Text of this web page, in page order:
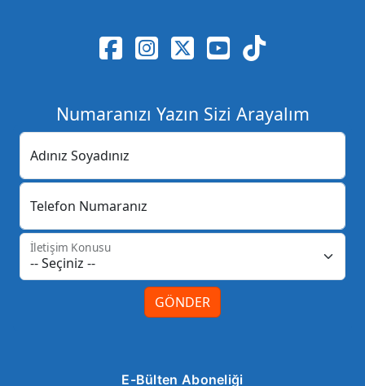
Numaranızı Yazın Sizi Arayalım
Adınız Soyadınız
Telefon Numaranız
İletişim Konusu
GÖNDER
E-Bülten Aboneliği